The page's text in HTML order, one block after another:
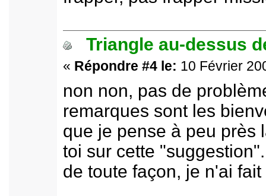
Triangle au-dessus
« Répondre #4 le: 10 Février
non non, pas de
remarques sont les
que je pense à peu près
toi sur cette
de toute façon, je n'ai